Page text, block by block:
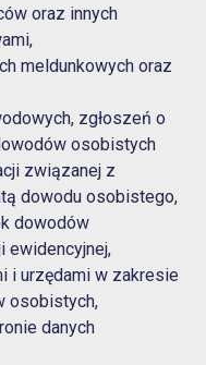
oraz innych
meldunkowych oraz
zgłoszeń o
osobistych
związanej z
dowodu osobistego,
dowodów
ewidencyjnej,
i urzędami w zakresie
osobistych,
danych